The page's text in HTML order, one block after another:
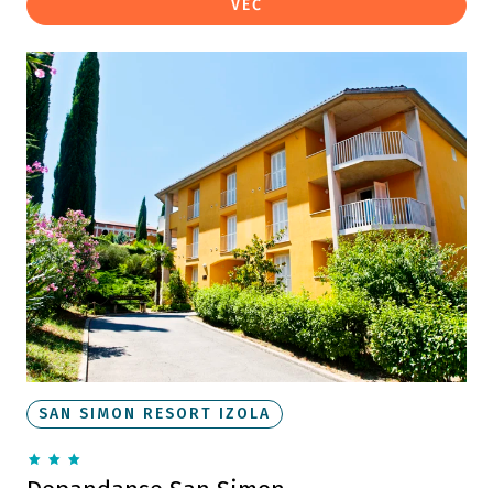
VEČ
SAN SIMON RESORT IZOLA